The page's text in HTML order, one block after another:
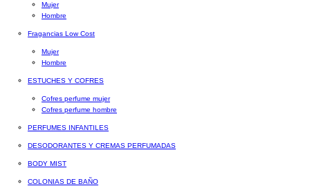
Mujer
Hombre
Fragancias Low Cost
Mujer
Hombre
ESTUCHES Y COFRES
Cofres perfume mujer
Cofres perfume hombre
PERFUMES INFANTILES
DESODORANTES Y CREMAS PERFUMADAS
BODY MIST
COLONIAS DE BAÑO